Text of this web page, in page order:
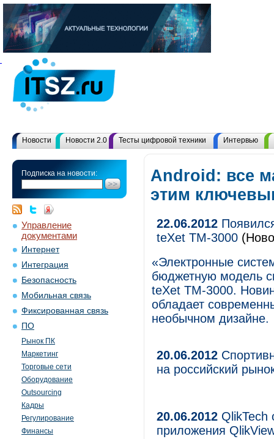
Новости Новости 2.0 Тесты цифровой техники Интервью
Подписка на новости:
Управление
документами
Интернет
Интеграция
Безопасность
Мобильная связь
Фиксированная связь
ПО
Рынок ПК
Маркетинг
Торговые сети
Оборудование
Outsourcing
Кадры
Регулирование
Финансы
Android: все
этим
22.06.2012
teXet TM-3000
«Электронные
бюджетную модель
teXet TM-3000.
обладает
необычном дизайне.
20.06.2012
на российский
20.06.2012 QlikTech
приложения